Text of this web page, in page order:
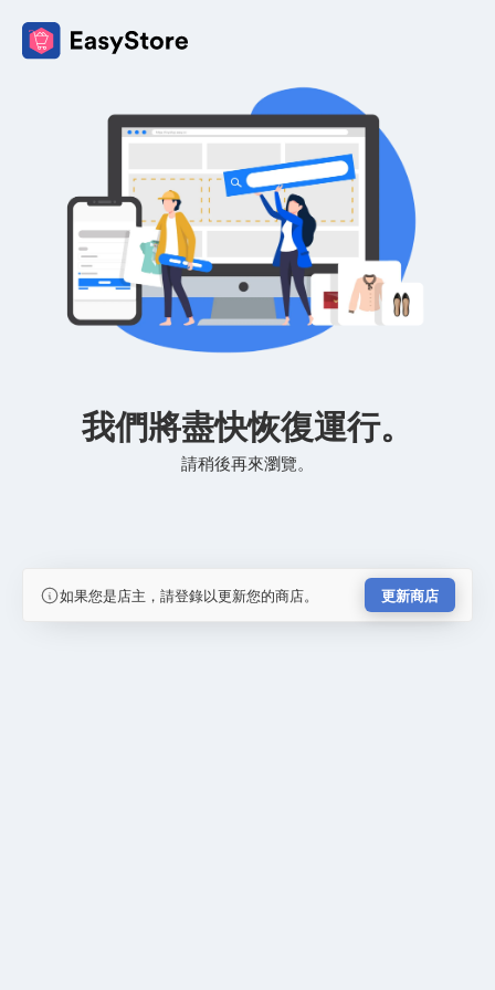
我們將盡快恢復運行。
請稍後再來瀏覽。
如果您是店主，請登錄以更新您的商店。 更新商店